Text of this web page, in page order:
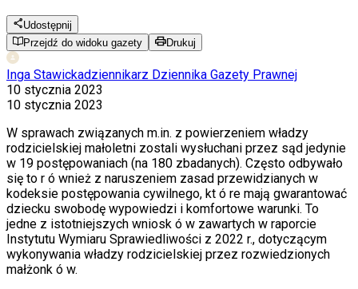
Udostępnij
Przejdź do widoku gazety
Drukuj
Inga Stawickadziennikarz Dziennika Gazety Prawnej
10 stycznia 2023
10 stycznia 2023
W sprawach związanych m.in. z powierzeniem władzy
rodzicielskiej małoletni zostali wysłuchani przez sąd jedynie
w 19 postępowaniach (na 180 zbadanych). Często odbywało
się to r ó wnież z naruszeniem zasad przewidzianych w
kodeksie postępowania cywilnego, kt ó re mają gwarantować
dziecku swobodę wypowiedzi i komfortowe warunki. To
jedne z istotniejszych wniosk ó w zawartych w raporcie
Instytutu Wymiaru Sprawiedliwości z 2022 r., dotyczącym
wykonywania władzy rodzicielskiej przez rozwiedzionych
małżonk ó w.